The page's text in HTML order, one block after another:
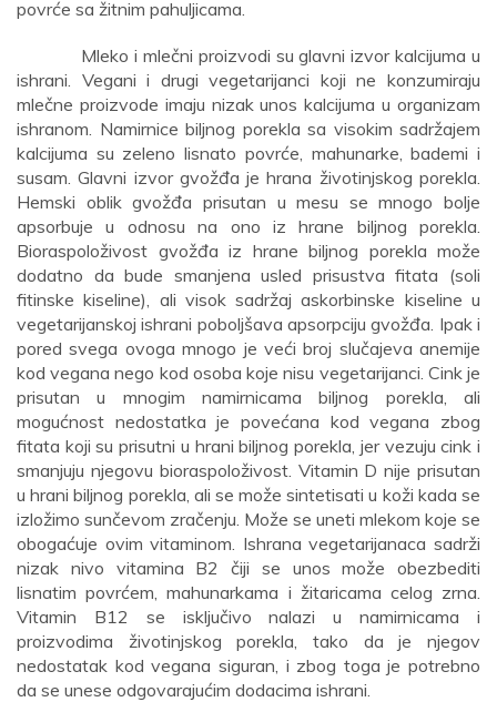
povrće sa žitnim pahuljicama.
Mleko i mlečni proizvodi su glavni izvor kalcijuma u
ishrani. Vegani i drugi vegetarijanci koji ne konzumiraju
mlečne proizvode imaju nizak unos kalcijuma u organizam
ishranom. Namirnice biljnog porekla sa visokim sadržajem
kalcijuma su zeleno lisnato povrće, mahunarke, bademi i
susam. Glavni izvor gvožđa je hrana životinjskog porekla.
Hemski oblik gvožđa prisutan u mesu se mnogo bolje
apsorbuje u odnosu na ono iz hrane biljnog porekla.
Bioraspoloživost gvožđa iz hrane biljnog porekla može
dodatno da bude smanjena usled prisustva fitata (soli
fitinske kiseline), ali visok sadržaj askorbinske kiseline u
vegetarijanskoj ishrani poboljšava apsorpciju gvožđa. Ipak i
pored svega ovoga mnogo je veći broj slučajeva anemije
kod vegana nego kod osoba koje nisu vegetarijanci. Cink je
prisutan u mnogim namirnicama biljnog porekla, ali
mogućnost nedostatka je povećana kod vegana zbog
fitata koji su prisutni u hrani biljnog porekla, jer vezuju cink i
smanjuju njegovu bioraspoloživost. Vitamin D nije prisutan
u hrani biljnog porekla, ali se može sintetisati u koži kada se
izložimo sunčevom zračenju. Može se uneti mlekom koje se
obogaćuje ovim vitaminom. Ishrana vegetarijanaca sadrži
nizak nivo vitamina B2 čiji se unos može obezbediti
lisnatim povrćem, mahunarkama i žitaricama celog zrna.
Vitamin B12 se isključivo nalazi u namirnicama i
proizvodima životinjskog porekla, tako da je njegov
nedostatak kod vegana siguran, i zbog toga je potrebno
da se unese odgovarajućim dodacima ishrani.